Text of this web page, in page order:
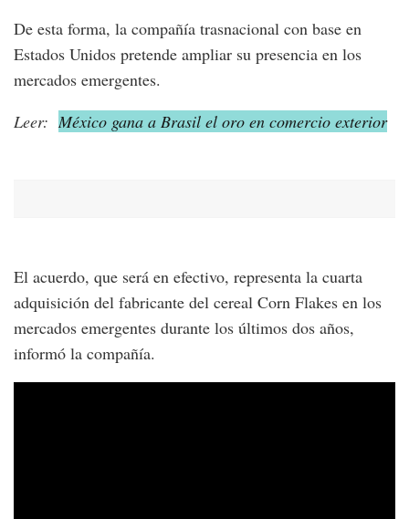
De esta forma, la compañía trasnacional con base en
Estados Unidos pretende ampliar su presencia en los
mercados emergentes.
Leer: México gana a Brasil el oro en comercio exterior
El acuerdo, que será en efectivo, representa la cuarta
adquisición del fabricante del cereal Corn Flakes en los
mercados emergentes durante los últimos dos años,
informó la compañía.